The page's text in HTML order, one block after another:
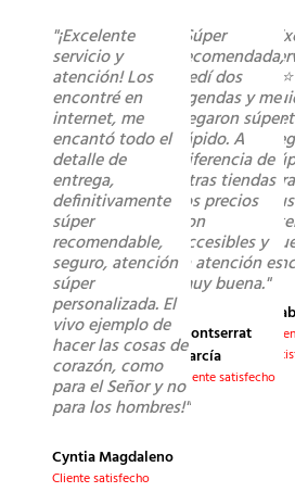
"¡Excelente
servicio y
atención! Los
encontré en
internet, me
encantó todo el
detalle de
entrega,
definitivamente
súper
recomendable,
seguro, atención
súper
personalizada. El
vivo ejemplo de
hacer las cosas de
corazón, como
para el Señor y no
para los hombres!"
Cyntia Magdaleno
Cliente satisfecho
"Súper
recomendada,
pedí dos
agendas y me
llegaron súper
rápido. A
diferencia de
otras tiendas
los precios
son
accesibles y
la atención es
muy buena."
Montserrat
García
Cliente satisfecho
sus